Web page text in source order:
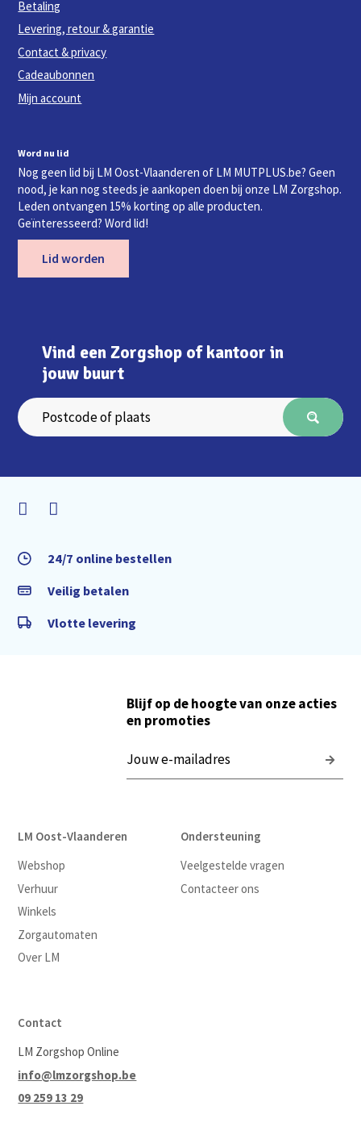
Betaling
Levering, retour & garantie
Contact & privacy
Cadeaubonnen
Mijn account
Word nu lid
Nog geen lid bij LM Oost-Vlaanderen of LM MUTPLUS.be? Geen
nood, je kan nog steeds je aankopen doen bij onze LM Zorgshop.
Leden ontvangen 15% korting op alle producten.
Geïnteresseerd? Word lid!
Lid worden
Vind een Zorgshop of kantoor in
jouw buurt
24/7 online bestellen
Veilig betalen
Vlotte levering
Blijf op de hoogte van onze acties
en promoties
LM Oost-Vlaanderen
Webshop
Verhuur
Winkels
Zorgautomaten
Over LM
Ondersteuning
Veelgestelde vragen
Contacteer ons
Contact
LM Zorgshop Online
info@lmzorgshop.be
09 259 13 29